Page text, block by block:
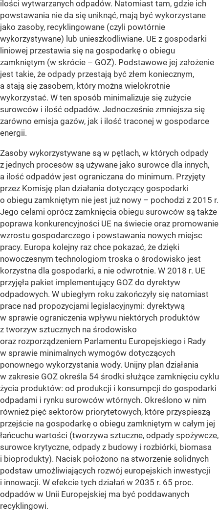
ilości wytwarzanych odpadów. Natomiast tam, gdzie ich
powstawania nie da się uniknąć, mają być wykorzystane
jako zasoby, recyklingowane (czyli powtórnie
wykorzystywane) lub unieszkodliwiane. UE z gospodarki
liniowej przestawia się na gospodarkę o obiegu
zamkniętym (w skrócie – GOZ). Podstawowe jej założenie
jest takie, że odpady przestają być złem koniecznym,
a stają się zasobem, który można wielokrotnie
wykorzystać. W ten sposób minimalizuje się zużycie
surowców i ilość odpadów. Jednocześnie zmniejsza się
zarówno emisja gazów, jak i ilość traconej w gospodarce
energii.
Zasoby wykorzystywane są w pętlach, w których odpady
z jednych procesów są używane jako surowce dla innych,
a ilość odpadów jest ograniczana do minimum. Przyjęty
przez Komisję plan działania dotyczący gospodarki
o obiegu zamkniętym nie jest już nowy – pochodzi z 2015 r.
Jego celami oprócz zamknięcia obiegu surowców są także
poprawa konkurencyjności UE na świecie oraz promowanie
wzrostu gospodarczego i powstawania nowych miejsc
pracy. Europa kolejny raz chce pokazać, że dzięki
nowoczesnym technologiom troska o środowisko jest
korzystna dla gospodarki, a nie odwrotnie. W 2018 r. UE
przyjęła pakiet implementujący GOZ do dyrektyw
odpadowych. W ubiegłym roku zakończyły się natomiast
prace nad propozycjami legislacyjnymi: dyrektywą
w sprawie ograniczenia wpływu niektórych produktów
z tworzyw sztucznych na środowisko
oraz rozporządzeniem Parlamentu Europejskiego i Rady
w sprawie minimalnych wymogów dotyczących
ponownego wykorzystania wody. Unijny plan działania
w zakresie GOZ określa 54 środki służące zamknięciu cyklu
życia produktów: od produkcji i konsumpcji do gospodarki
odpadami i rynku surowców wtórnych. Określono w nim
również pięć sektorów priorytetowych, które przyspieszą
przejście na gospodarkę o obiegu zamkniętym w całym jej
łańcuchu wartości (tworzywa sztuczne, odpady spożywcze,
surowce krytyczne, odpady z budowy i rozbiórki, biomasa
i bioprodukty). Nacisk położono na stworzenie solidnych
podstaw umożliwiających rozwój europejskich inwestycji
i innowacji. W efekcie tych działań w 2035 r. 65 proc.
odpadów w Unii Europejskiej ma być poddawanych
recyklingowi.